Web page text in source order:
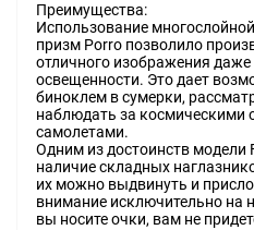
Преимущества:
Использование
призм Porro позволило
отличного изображения даже
освещенности. Это дает
биноклем в сумерки,
наблюдать за
самолетами.
Одним из достоинств модели
наличие складных
их можно выдвинуть и
внимание исключительно на
вы носите очки, вам не